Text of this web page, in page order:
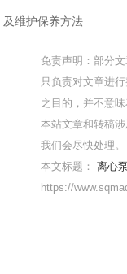
及维护保养方法
免责声明：部分
只负责对文章进
之目的，并不意
本站文章和转稿
我们会尽快处理。
本文标题：离心
https://